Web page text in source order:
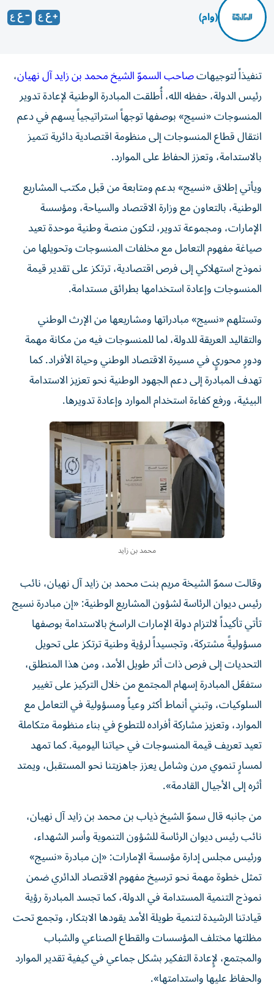
(وام)
تنفيذاً لتوجيهاتصاحب السموّ الشيخ محمد بن زايد آل نهيان،
رئيس الدولة، حفظه الله، أُطلقت المبادرة الوطنية لإعادة تدوير
المنسوجات «نسيج» بوصفها توجهاً استراتيجياً يسهم في دعم
انتقال قطاع المنسوجات إلى منظومة اقتصادية دائرية تتميز
بالاستدامة، وتعزز الحفاظ على الموارد.
ويأتي إطلاق «نسيج» بدعم ومتابعة من قبل مكتب المشاريع
الوطنية، بالتعاون مع وزارة الاقتصاد والسياحة، ومؤسسة
الإمارات، ومجموعة تدوير، لتكون منصة وطنية موحدة تعيد
صياغة مفهوم التعامل مع مخلفات المنسوجات وتحويلها من
نموذج استهلاكي إلى فرص اقتصادية، ترتكز على تقدير قيمة
المنسوجات وإعادة استخدامها بطرائق مستدامة.
وتستلهم «نسيج» مبادراتها ومشاريعها من الإرث الوطني
والتقاليد العريقة للدولة، لما للمنسوجات فيه من مكانة مهمة
ودورٍ محوريٍ في مسيرة الاقتصاد الوطني وحياة الأفراد. كما
تهدف المبادرة إلى دعم الجهود الوطنية نحو تعزيز الاستدامة
البيئية، ورفع كفاءة استخدام الموارد وإعادة تدويرها.
محمد بن زايد
وقالت سموّ الشيخة مريم بنت محمد بن زايد آل نهيان، نائب
رئيس ديوان الرئاسة لشؤون المشاريع الوطنية: «إن مبادرة نسيج
تأتي تأكيداً لالتزام دولة الإمارات الراسخ بالاستدامة بوصفها
مسؤوليةً مشتركة، وتجسيداً لرؤية وطنية ترتكز على تحويل
التحديات إلى فرص ذات أثر طويل الأمد، ومن هذا المنطلق،
ستفعّل المبادرة إسهام المجتمع من خلال التركيز على تغيير
السلوكيات، وتبني أنماط أكثر وعياً ومسؤولية في التعامل مع
الموارد، وتعزيز مشاركة أفراده للتطوع في بناء منظومة متكاملة
تعيد تعريف قيمة المنسوجات في حياتنا اليومية. كما تمهد
لمسارٍ تنموي مرن وشامل يعزز جاهزيتنا نحو المستقبل، ويمتد
أثره إلى الأجيال القادمة».
من جانبه قال سموّ الشيخ ذياب بن محمد بن زايد آل نهيان،
نائب رئيس ديوان الرئاسة للشؤون التنموية وأسر الشهداء،
ورئيس مجلس إدارة مؤسسة الإمارات: «إن مبادرة «نسيج»
تمثل خطوة مهمة نحو ترسيخ مفهوم الاقتصاد الدائري ضمن
نموذج التنمية المستدامة في الدولة، كما تجسد المبادرة رؤية
قيادتنا الرشيدة لتنمية طويلة الأمد يقودها الابتكار، وتجمع تحت
مظلتها مختلف المؤسسات والقطاع الصناعي والشباب
والمجتمع، لإٍعادة التفكير بشكل جماعي في كيفية تقدير الموارد
والحفاظ عليها واستدامتها».